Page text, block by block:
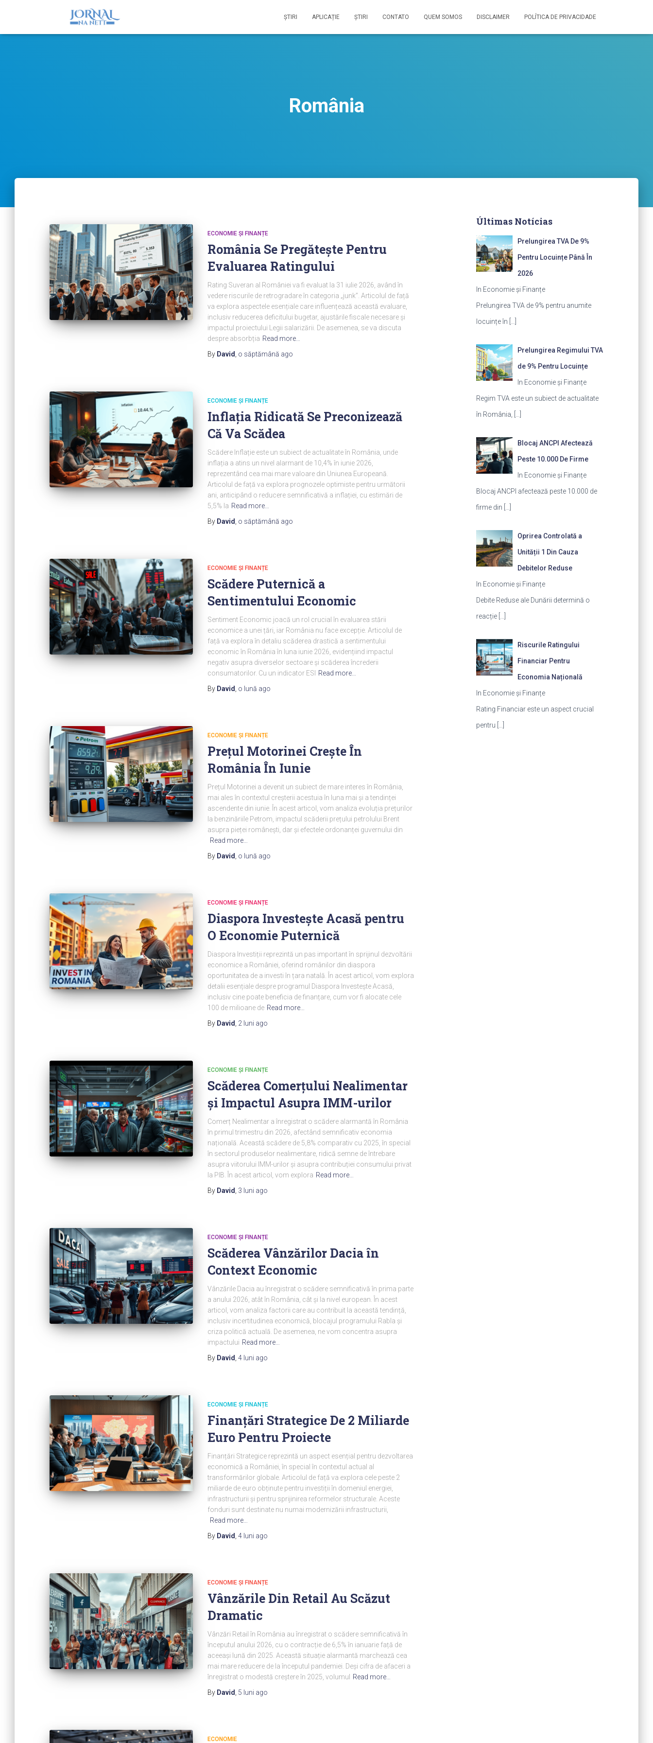
ŞTIRI APLICAȚIE ŞTIRI CONTATO QUEM SOMOS DISCLAIMER POLÍTICA DE PRIVACIDADE
România
ECONOMIE ȘI FINANȚE
România Se Pregătește Pentru
Evaluarea Ratingului
Rating Suveran al României va fi evaluat la 31 iulie 2026, având în
vedere riscurile de retrogradare în categoria „junk”. Articolul de față
va explora aspectele esențiale care influențează această evaluare,
inclusiv reducerea deficitului bugetar, ajustările fiscale necesare și
impactul proiectului Legii salarizării. De asemenea, se va discuta
despre absorbția Read more…
By David o săptămână ago
ECONOMIE ȘI FINANȚE
Inflația Ridicată Se Preconizează
Că Va Scădea
Scădere Inflație este un subiect de actualitate în România, unde
inflația a atins un nivel alarmant de 10,4% în iunie 2026,
reprezentând cea mai mare valoare din Uniunea Europeană.
Articolul de față va explora prognozele optimiste pentru următorii
ani, anticipând o reducere semnificativă a inflației, cu estimări de
5,5% la Read more…
By David o săptămână ago
ECONOMIE ȘI FINANȚE
Scădere Puternică a
Sentimentului Economic
Sentiment Economic joacă un rol crucial în evaluarea stării
economice a unei țări, iar România nu face excepție. Articolul de
față va explora în detaliu scăderea drastică a sentimentului
economic în România în luna iunie 2026, evidențiind impactul
negativ asupra diverselor sectoare și scăderea încrederii
consumatorilor. Cu un indicator ESI
Read more…
By David o lună ago
ECONOMIE ȘI FINANȚE
Prețul Motorinei Crește În
România În Iunie
Prețul Motorinei a devenit un subiect de mare interes în România,
mai ales în contextul creșterii acestuia în luna mai și a tendinței
ascendente din iunie. În acest articol, vom analiza evoluția prețurilor
la benzinăriile Petrom, impactul scăderii prețului petrolului Brent
asupra pieței românești, dar și efectele ordonanței guvernului din
Read more…
By David o lună ago
ECONOMIE ȘI FINANȚE
Diaspora Investește Acasă pentru
O Economie Puternică
Diaspora Investiții reprezintă un pas important în sprijinul dezvoltării
economice a României, oferind românilor din diaspora
oportunitatea de a investi în țara natală. În acest articol, vom explora
detalii esențiale despre programul Diaspora Investește Acasă,
inclusiv cine poate beneficia de finanțare, cum vor fi alocate cele
100 de milioane de Read more…
By David 2 luni ago
ECONOMIE ȘI FINANȚE
Scăderea Comerțului Nealimentar
și Impactul Asupra IMM-urilor
Comerț Nealimentar a înregistrat o scădere alarmantă în România
în primul trimestru din 2026, afectând semnificativ economia
națională. Această scădere de 5,8% comparativ cu 2025, în special
în sectorul produselor nealimentare, ridică semne de întrebare
asupra viitorului IMM-urilor și asupra contribuției consumului privat
la PIB. În acest articol, vom explora Read more…
By David 3 luni ago
ECONOMIE ȘI FINANȚE
Scăderea Vânzărilor Dacia în
Context Economic
Vânzările Dacia au înregistrat o scădere semnificativă în prima parte
a anului 2026, atât în România, cât și la nivel european. În acest
articol, vom analiza factorii care au contribuit la această tendință,
inclusiv incertitudinea economică, blocajul programului Rabla și
criza politică actuală. De asemenea, ne vom concentra asupra
impactului Read more…
By David 4 luni ago
ECONOMIE ȘI FINANȚE
Finanțări Strategice De 2 Miliarde
Euro Pentru Proiecte
Finanțări Strategice reprezintă un aspect esențial pentru dezvoltarea
economică a României, în special în contextul actual al
transformărilor globale. Articolul de față va explora cele peste 2
miliarde de euro obținute pentru investiții în domeniul energiei,
infrastructurii și pentru sprijinirea reformelor structurale. Aceste
fonduri sunt destinate nu numai modernizării infrastructurii,
Read more…
By David 4 luni ago
ECONOMIE ȘI FINANȚE
Vânzările Din Retail Au Scăzut
Dramatic
Vânzări Retail în România au înregistrat o scădere semnificativă în
începutul anului 2026, cu o contracție de 6,5% în ianuarie față de
aceeași lună din 2025. Această situație alarmantă marchează cea
mai mare reducere de la începutul pandemiei. Deși cifra de afaceri a
înregistrat o modestă creștere în 2025, volumul
Read more…
By David 5 luni ago
ECONOMIE
Últimas Notícias
Prelungirea TVA De 9%
Pentru Locuințe Până În
2026
In Economie și Finanțe
Prelungirea TVA de 9% pentru anumite
locuințe în
Prelungirea Regimului TVA
de 9% Pentru Locuințe
In Economie și Finanțe
Regim TVA este un subiect de actualitate
în România,
Blocaj ANCPI Afectează
Peste 10.000 De Firme
In Economie și Finanțe
Blocaj ANCPI afectează peste 10.000 de
firme din
Oprirea Controlată a
Unității 1 Din Cauza
Debitelor Reduse
In Economie și Finanțe
Debite Reduse ale Dunării determină o
reacție
Riscurile Ratingului
Financiar Pentru
Economia Națională
In Economie și Finanțe
Rating Financiar este un aspect crucial
pentru